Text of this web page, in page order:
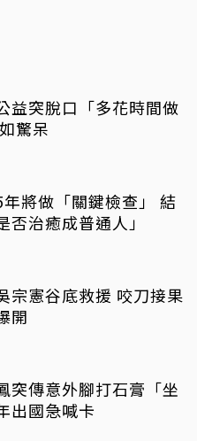
益突脫口「多花時間做
如驚呆
將做「關鍵檢查」 結
否治癒成普通人」
宗憲谷底救援 咬刀接果
開
突傳意外腳打石膏「坐
出國急喊卡